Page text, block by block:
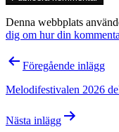
Denna webbplats
dig om hur din
Föregående inlägg
Melodifestivalen 2026
Nästa inlägg